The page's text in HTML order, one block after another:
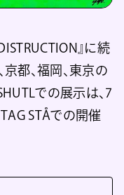
』に続
都、福岡、東京の
での展示は、7
STÅでの開催